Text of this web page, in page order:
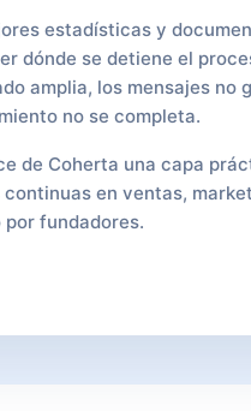
estadísticas y
dónde se detiene el
amplia, los mensajes no
no se completa.
de Coherta una capa
continuas en ventas,
por fundadores.